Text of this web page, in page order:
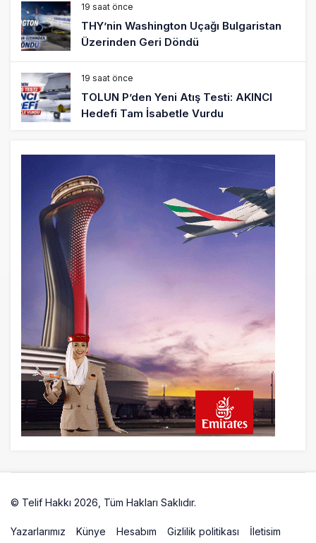
19 saat önce
THY’nin Washington Uçağı Bulgaristan
Üzerinden Geri Döndü
19 saat önce
TOLUN P’den Yeni Atış Testi: AKINCI
Hedefi Tam İsabetle Vurdu
© Telif Hakkı 2026, Tüm Hakları Saklıdır.
Yazarlarımız Künye Hesabım Gizlilik politikası İletisim